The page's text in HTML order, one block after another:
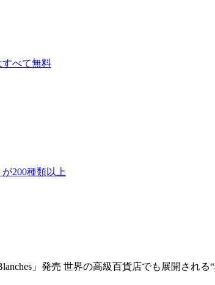
べて無料
200種類以上
」発売 世界の高級百貨店でも展開され